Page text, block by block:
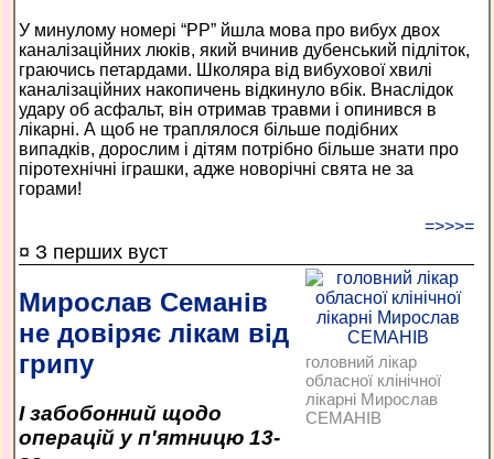
У минулому номері “РР” йшла мова про вибух двох
каналізаційних люків, який вчинив дубенський підліток,
граючись петардами. Школяра від вибухової хвилі
каналізаційних накопичень відкинуло вбік. Внаслідок
удару об асфальт, він отримав травми і опинився в
лікарні. А щоб не траплялося більше подібних
випадків, дорослим і дітям потрібно більше знати про
піротехнічні іграшки, адже новорічні свята не за
горами!
=>>>=
¤ З перших вуст
головний лікар
обласної клінічної
лікарні Мирослав
СЕМАНІВ
Мирослав Семанів
не довіряє лікам від
грипу
І забобонний щодо
операцій у п'ятницю 13-